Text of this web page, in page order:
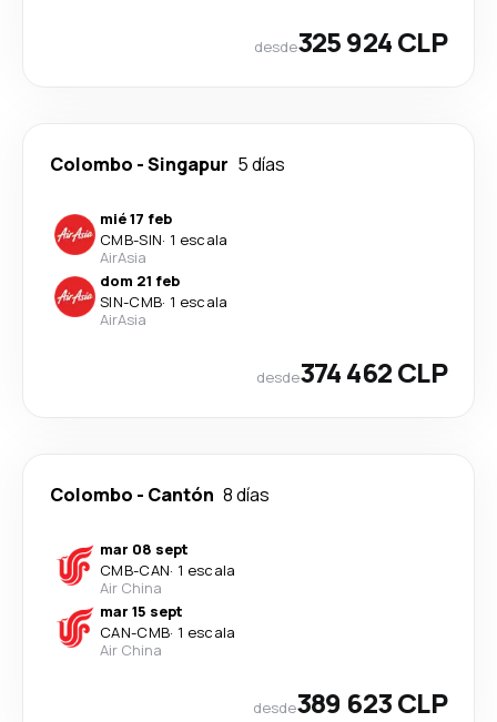
desde325 924 CLP
Colombo -Singapur 5 días
mié 17 feb
CMB-SIN· 1 escala
AirAsia
dom 21 feb
SIN-CMB· 1 escala
AirAsia
desde374 462 CLP
Colombo - Cantón 8 días
mar 08 sept
CMB-CAN· 1 escala
Air China
mar 15 sept
CAN-CMB· 1 escala
Air China
desde389 623 CLP